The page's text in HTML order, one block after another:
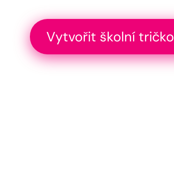
Vytvořit školní tričko